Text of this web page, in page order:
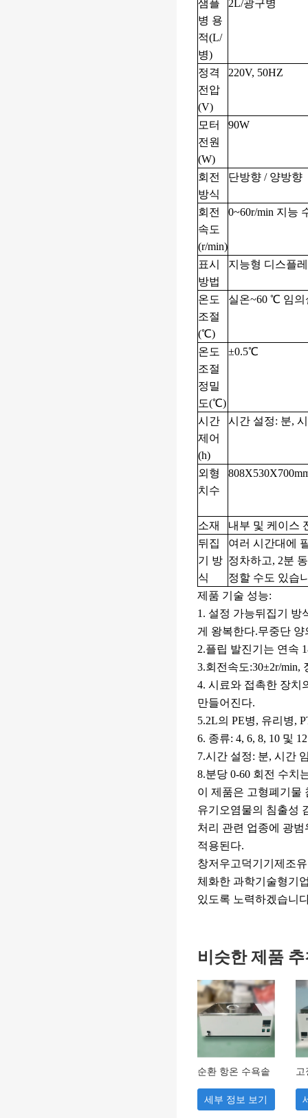
샘플
병 용
적(L/
병)
2L/광구병
정격
전압
(V)
220V, 50HZ
모터
전원
(W)
90W
회전
방식
단방향 / 양방향
회전
속도
(r/min)
0~60r/min 지능
표시
방법
지능형 디스플
온도
조절
(℃)
실온~60 ℃ 임의
온도
조절
정밀
도(℃)
±0.5℃
시간
제어
(h)
시간 설정: 분,
외형
치수
소재
내부 및 케이스
뒤집
기 방
식
여러 시간대에
정차하고, 2분
정할 수도 있습
제품 기술 성능:
1. 설정 가능뒤집기 방
게 왕복한다.무중단
2.플립 발진기는 연속
3.회전속도:30±2r/min,
4. 시료와 접촉한 장치
만들어진다.
5.2L의 PE병, 유리병,
6. 종류: 4, 6, 8, 10 및
7.시간 설정: 분, 시간
8.분당 0-60 회전 수치
이 제품은 고형폐기물
유기오염물의 침출성
처리 관련 업종에 광
적용된다.
창저우고덕기기제조
체화한 과학기술형기
있도록 노력하겠습니
비슷한 제품
순환 항온 수욕솥
세부 정보 보기